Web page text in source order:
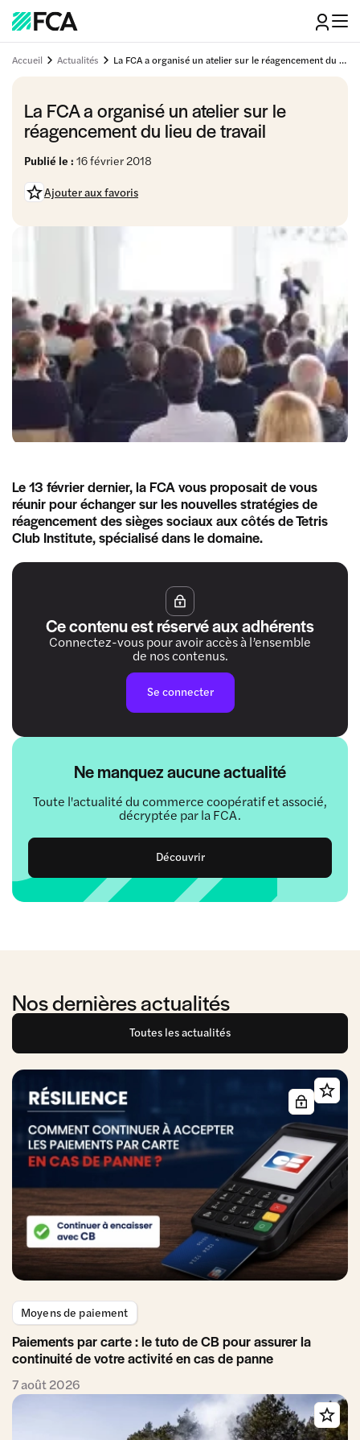
Accueil Actualités La FCA a organisé un atelier sur le réagencement du lieu de travail
La FCA a organisé un atelier sur le
réagencement du lieu de travail
Publié le : 16 février 2018
Ajouter aux favoris
Ne manquez aucune actualité
Toute l'actualité du commerce coopératif et associé,
décryptée par la FCA.
Découvrir
Le 13 février dernier, la FCA vous proposait de vous
réunir pour échanger sur les nouvelles stratégies de
réagencement des sièges sociaux aux côtés de Tetris
Club Institute, spécialisé dans le domaine.
Ce contenu est réservé aux adhérents
Connectez-vous pour avoir accès à l’ensemble
de nos contenus.
Se connecter
Nos dernières actualités
Toutes les actualités
Moyens de paiement
Paiements par carte : le tuto de CB pour assurer la
continuité de votre activité en cas de panne
7 août 2026